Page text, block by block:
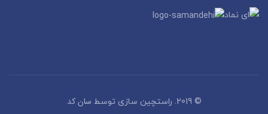
© 2019. راستچین سازی توسط سان کد